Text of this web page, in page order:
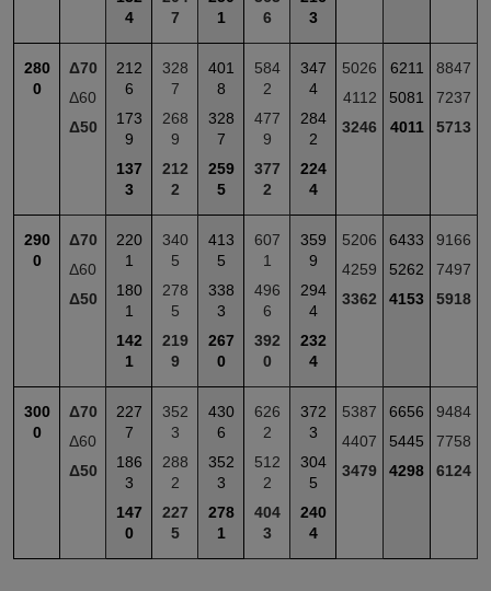
4
7
1
6
3
280
0
Δ70
Δ60
Δ50
212
6
173
9
137
3
328
7
268
9
212
2
401
8
328
7
259
5
584
2
477
9
377
2
347
4
284
2
224
4
5026
4112
3246
6211
5081
4011
8847
7237
5713
290
0
Δ70
Δ60
Δ50
220
1
180
1
142
1
340
5
278
5
219
9
413
5
338
3
267
0
607
1
496
6
392
0
359
9
294
4
232
4
5206
4259
3362
6433
5262
4153
9166
7497
5918
300
0
Δ70
Δ60
Δ50
227
7
186
3
147
0
352
3
288
2
227
5
430
6
352
3
278
1
626
2
512
2
404
3
372
3
304
5
240
4
5387
4407
3479
6656
5445
4298
9484
7758
6124